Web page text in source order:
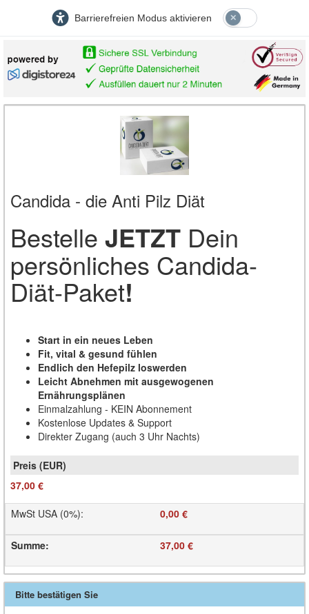
Barrierefreien Modus aktivieren
Candida - die Anti Pilz Diät
Bestelle JETZT Dein
persönliches Candida-
Diät-Paket!
Start in ein neues Leben
Fit, vital & gesund fühlen
Endlich den Hefepilz loswerden
Leicht Abnehmen mit ausgewogenen
Ernährungsplänen
Einmalzahlung - KEIN Abonnement
Kostenlose Updates & Support
Direkter Zugang (auch 3 Uhr Nachts)
37,00 €
MwSt USA (0%): 0,00 €
Summe: 37,00 €
Bitte bestätigen Sie